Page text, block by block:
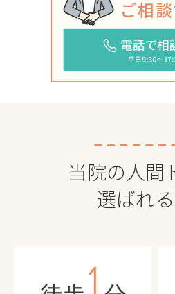
当院の人間
選ばれ